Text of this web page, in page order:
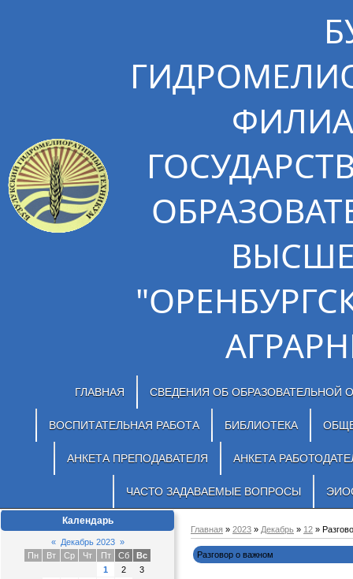
ГЛАВНАЯ СВЕДЕНИЯ ОБ ОБРАЗОВАТЕЛЬНОЙ
ВОСПИТАТЕЛЬНАЯ РАБОТА БИБЛИОТЕКА
АНКЕТА ПРЕПОДАВАТЕЛЯ АНКЕТА
ЧАСТО ЗАДАВАЕМЫЕ ВОПРОСЫ
Календарь
« Декабрь 2023 »
Пн
Вт Ср Чт Пт Сб
Вс
1
2
3
Главная » 2023 » Декабрь » 12 »
Разговор о важном